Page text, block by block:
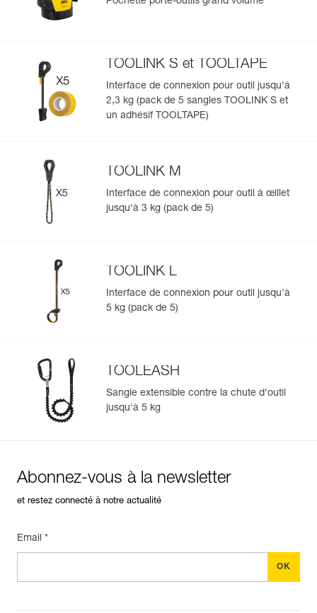
TOOLINK S et TOOLTAPE
Interface de connexion pour outil jusqu'à
2,3 kg (pack de 5 sangles TOOLINK S et
un adhésif TOOLTAPE)
TOOLINK M
Interface de connexion pour outil à œillet
jusqu'à 3 kg (pack de 5)
TOOLINK L
Interface de connexion pour outil jusqu'à
5 kg (pack de 5)
TOOLEASH
Sangle extensible contre la chute d'outil
jusqu'à 5 kg
Abonnez-vous à la newsletter
et restez connecté à notre actualité
Email *